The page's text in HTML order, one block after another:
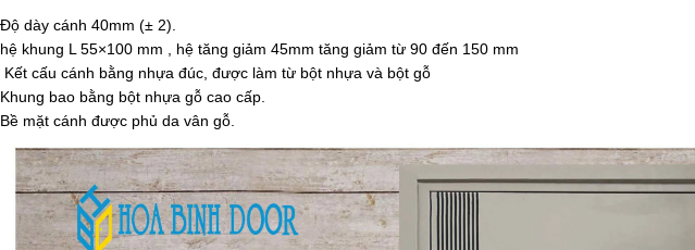
Độ dày cánh 40mm (± 2).
hệ khung L 55×100 mm , hệ tăng giảm 45mm tăng giảm từ 90 đến 150 mm
Kết cấu cánh bằng nhựa đúc, được làm từ bột nhựa và bột gỗ
Khung bao bằng bột nhựa gỗ cao cấp.
Bề mặt cánh được phủ da vân gỗ.